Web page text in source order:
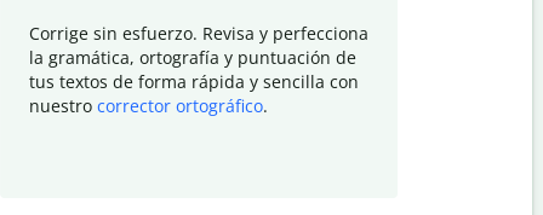
Corrige sin esfuerzo. Revisa y perfecciona
la gramática, ortografía y puntuación de
tus textos de forma rápida y sencilla con
nuestro corrector ortográfico.